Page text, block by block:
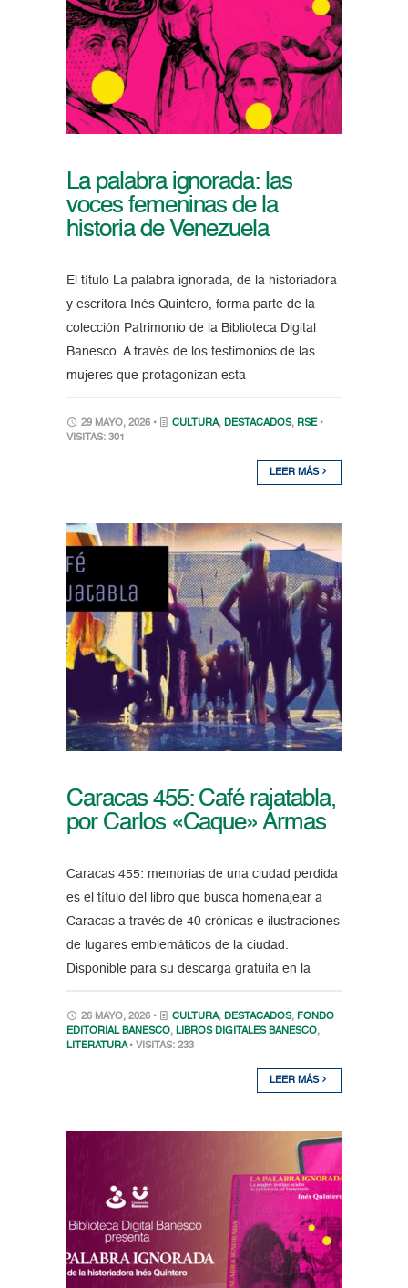
La palabra ignorada: las
voces femeninas de la
historia de Venezuela
El título La palabra ignorada, de la historiadora
y escritora Inés Quintero, forma parte de la
colección Patrimonio de la Biblioteca Digital
Banesco. A través de los testimonios de las
mujeres que protagonizan esta
29 MAYO, 2026 • CULTURA, DESTACADOS, RSE •
VISITAS: 301
LEER MÁS
Caracas 455: Café rajatabla,
por Carlos «Caque» Armas
Caracas 455: memorias de una ciudad perdida
es el título del libro que busca homenajear a
Caracas a través de 40 crónicas e ilustraciones
de lugares emblemáticos de la ciudad.
Disponible para su descarga gratuita en la
26 MAYO, 2026 • CULTURA, DESTACADOS, FONDO
EDITORIAL BANESCO, LIBROS DIGITALES BANESCO,
LITERATURA • VISITAS: 233
LEER MÁS